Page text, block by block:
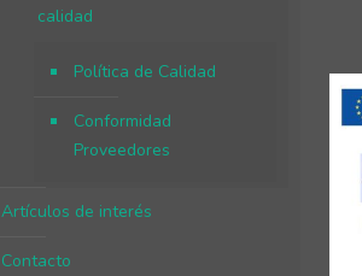
calidad
Política de Calidad
Conformidad
Proveedores
Artículos de interés
Contacto